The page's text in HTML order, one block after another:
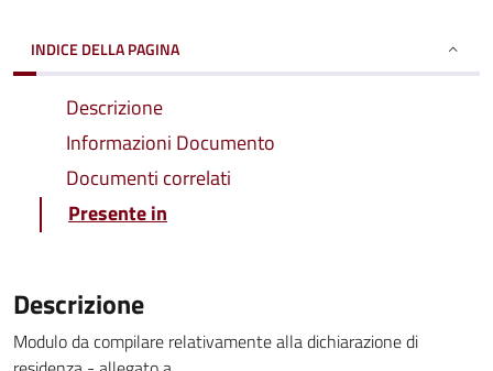
INDICE DELLA PAGINA
Descrizione
Informazioni Documento
Documenti correlati
Presente in
Descrizione
Modulo da compilare relativamente alla dichiarazione di